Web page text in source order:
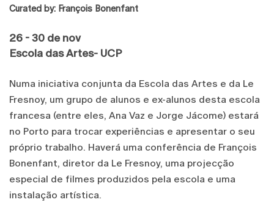
Curated by: François Bonenfant
26 - 30 de nov
Escola das Artes- UCP
Numa iniciativa conjunta da Escola das Artes e da Le
Fresnoy, um grupo de alunos e ex-alunos desta escola
francesa (entre eles, Ana Vaz e Jorge Jácome) estará
no Porto para trocar experiências e apresentar o seu
próprio trabalho. Haverá uma conferência de François
Bonenfant, diretor da Le Fresnoy, uma projecção
especial de filmes produzidos pela escola e uma
instalação artística.